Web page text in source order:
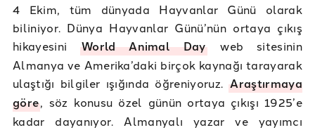
4 Ekim, tüm dünyada Hayvanlar Günü olarak
biliniyor. Dünya Hayvanlar Günü’nün ortaya çıkış
hikayesini World Animal Dayweb sitesinin
Almanya ve Amerika’daki birçok kaynağı tarayarak
ulaştığı bilgiler ışığında öğreniyoruz.Araştırmaya
göre, söz konusu özel günün ortaya çıkışı 1925’e
kadar dayanıyor. Almanyalı yazar ve yayımcı